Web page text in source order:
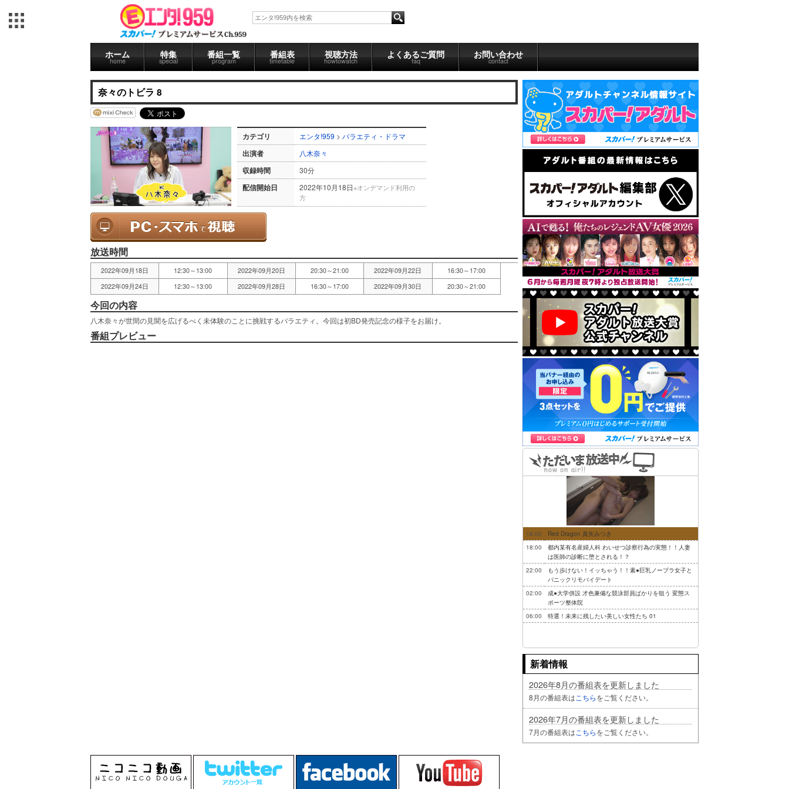
ホーム
home
特集
special
番組一覧
program
番組表
timetable
視聴方法
howtowatch
よくあるご質問
faq
お問い合わせ
contact
奈々のトビラ 8
カテゴリ エンタ!959 > バラエティ・ドラマ
出演者 八木奈々
収録時間 30分
配信開始日 2022年10月18日※オンデマンド利用の
方
放送時間
2022年09月18日 12:30～13:00 2022年09月20日 20:30～21:00 2022年09月22日
16:30～17:00
2022年09月24日
12:30～13:00 2022年09月28日 16:30～17:00 2022年09月30日 20:30～21:00
今回の内容
八木奈々が世間の見聞を広げるべく未体験のことに挑戦するバラエティ。今回は初BD発売記念の様子をお届け。
番組プレビュー
16:00
Red Dragon 真矢みつき
18:00
都内某有名産婦人科 わいせつ診察行為の実態！！人妻
は医師の診断に堕とされる！？
22:00
もう歩けない！イッちゃう！！素●巨乳ノーブラ女子と
パニックリモバイデート
02:00
成●大学併設 才色兼備な競泳部員ばかりを狙う 変態ス
ポーツ整体院
06:00
特選！未来に残したい美しい女性たち 01
新着情報
2026年8月の番組表を更新しました
8月の番組表は こちらをご覧ください。
2026年7月の番組表を更新しました
7月の番組表は こちらをご覧ください。